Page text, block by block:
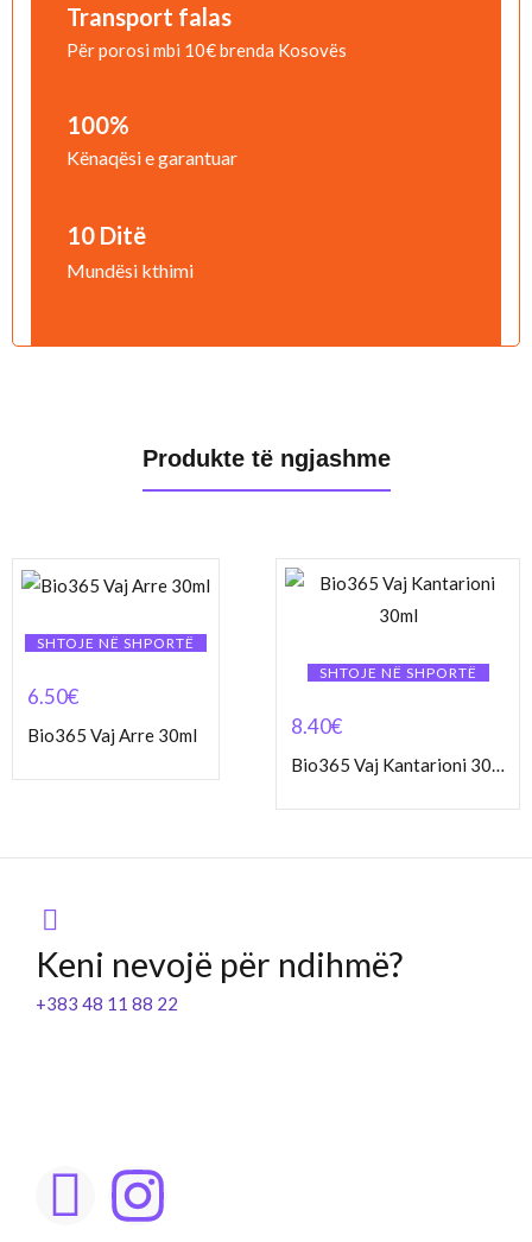
Transport falas
Për porosi mbi 10€ brenda Kosovës
100%
Kënaqësi e garantuar
10 Ditë
Mundësi kthimi
Produkte të ngjashme
SHTOJE NË SHPORTË
6.50€
Bio365 Vaj Arre 30ml
SHTOJE NË SHPORTË
8.40€
Bio365 Vaj Kantarioni 30ml
Keni nevojë për ndihmë?
+383 48 11 88 22